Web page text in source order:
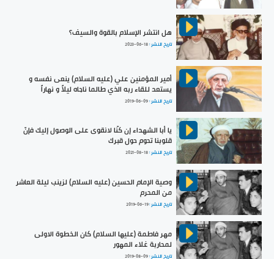
هل انتشر الإسلام بالقوة والسيف؟
تاريخ النشر :2023-06-18
أمير المؤمنين علي (عليه السلام) ينعى نفسه و
يستعد للقاء ربه الذي طالما ناجاه ليلاً و نهاراً
تاريخ النشر :2019-06-09
يا أبا الشهداء إن كنّا لانقوى على الوصول إليك فإنّ
قلوبنا تحوم حول قبرك
تاريخ النشر :2021-08-18
وصية الإمام الحسين (عليه السلام) لزينب ليلة العاشر
من المحرم
تاريخ النشر :2019-06-19
مهر فاطمة (عليها السلام) كان الخطوة الاولى
لمحاربة غلاء المهور
تاريخ النشر :2019-08-09